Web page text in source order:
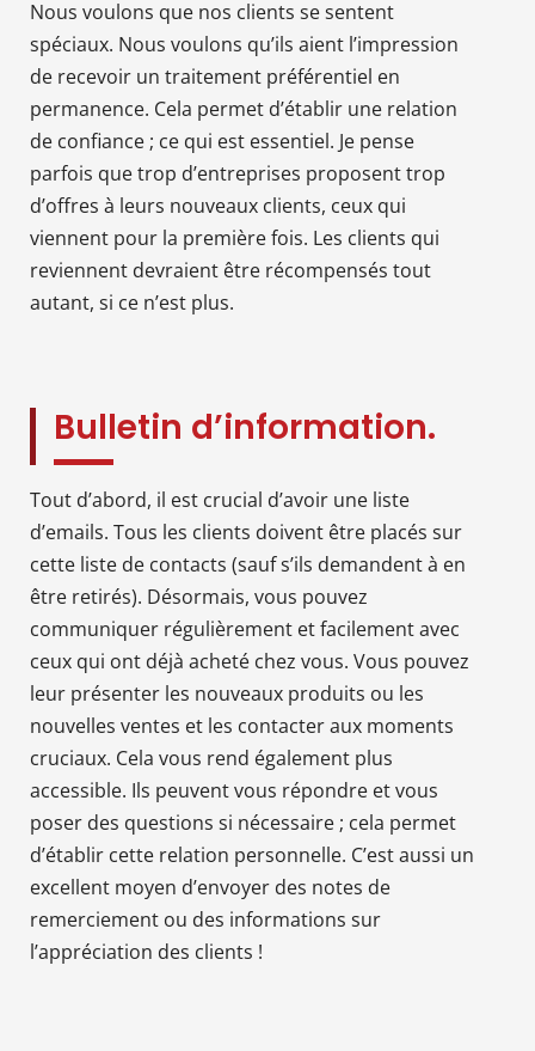
Nous voulons que nos clients se sentent
spéciaux. Nous voulons qu’ils aient l’impression
de recevoir un traitement préférentiel en
permanence. Cela permet d’établir une relation
de confiance ; ce qui est essentiel. Je pense
parfois que trop d’entreprises proposent trop
d’offres à leurs nouveaux clients, ceux qui
viennent pour la première fois. Les clients qui
reviennent devraient être récompensés tout
autant, si ce n’est plus.
Bulletin d’information.
Tout d’abord, il est crucial d’avoir une liste
d’emails. Tous les clients doivent être placés sur
cette liste de contacts (sauf s’ils demandent à en
être retirés). Désormais, vous pouvez
communiquer régulièrement et facilement avec
ceux qui ont déjà acheté chez vous. Vous pouvez
leur présenter les nouveaux produits ou les
nouvelles ventes et les contacter aux moments
cruciaux. Cela vous rend également plus
accessible. Ils peuvent vous répondre et vous
poser des questions si nécessaire ; cela permet
d’établir cette relation personnelle. C’est aussi un
excellent moyen d’envoyer des notes de
remerciement ou des informations sur
l’appréciation des clients !